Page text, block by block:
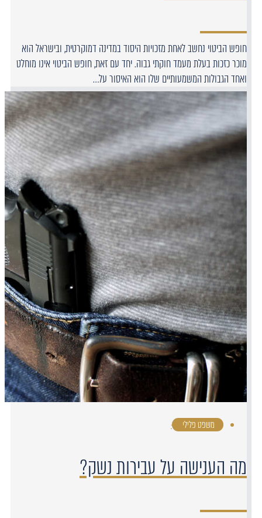
חופש הביטוי נחשב לאחת מזכויות היסוד במדינה דמוקרטית, ובישראל הוא
מוכר כזכות בעלת מעמד חוקתי גבוה. יחד עם זאת, חופש הביטוי אינו מוחלט
ואחד הגבולות המשמעותיים שלו הוא האיסור על…
משפט פלילי ·
מה הענישה על עבירות נשק?